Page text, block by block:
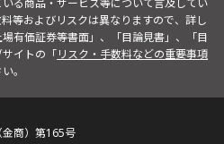
等およびリスクは異なりますので、詳し
有価証券等書面」、「目論見書」、「目
イトの「リスク・手数料などの重要事項
。
商）第165号